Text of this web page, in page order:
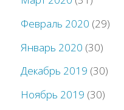
Февраль 2020 (29)
Январь 2020 (30)
Декабрь 2019 (30)
Ноябрь 2019 (30)